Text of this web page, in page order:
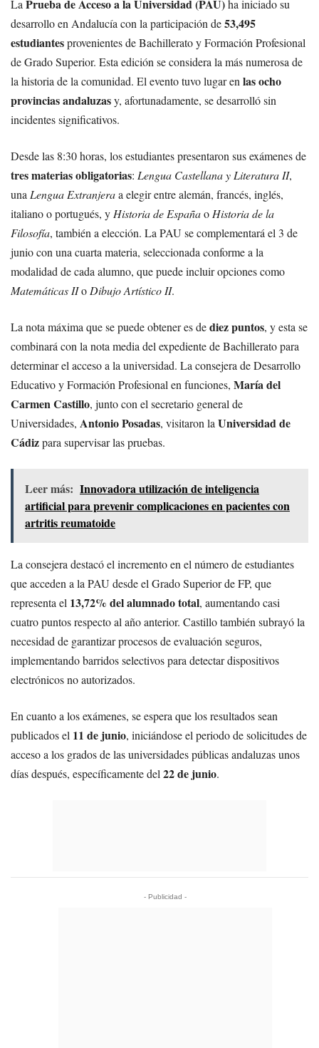
La Prueba de Acceso a la Universidad (PAU)ha iniciado su
desarrollo en Andalucía con la participación de53,495
estudiantesprovenientes de Bachillerato y Formación Profesional
de Grado Superior. Esta edición se considera la más numerosa de
la historia de la comunidad. El evento tuvo lugar en las ocho
provincias andaluzasy, afortunadamente, se desarrolló sin
incidentes significativos.
Desde las 8:30 horas, los estudiantes presentaron sus exámenes de
tres materias obligatorias: Lengua Castellana y Literatura II,
una Lengua Extranjeraa elegir entre alemán, francés, inglés,
italiano o portugués, y Historia de Españao Historia de la
Filosofía, también a elección. La PAU se complementará el 3 de
junio con una cuarta materia, seleccionada conforme a la
modalidad de cada alumno, que puede incluir opciones como
Matemáticas IIo Dibujo Artístico II.
La nota máxima que se puede obtener es dediez puntos, y esta se
combinará con la nota media del expediente de Bachillerato para
determinar el acceso a la universidad. La consejera de Desarrollo
Educativo y Formación Profesional en funciones, María del
Carmen Castillo, junto con el secretario general de
Universidades, Antonio Posadas, visitaron la Universidad de
Cádizpara supervisar las pruebas.
Leer más: Innovadora utilización de inteligencia
artificial para prevenir complicaciones en pacientes con
artritis reumatoide
La consejera destacó el incremento en el número de estudiantes
que acceden a la PAU desde el Grado Superior de FP, que
representa el 13,72% del alumnado total, aumentando casi
cuatro puntos respecto al año anterior. Castillo también subrayó la
necesidad de garantizar procesos de evaluación seguros,
implementando barridos selectivos para detectar dispositivos
electrónicos no autorizados.
En cuanto a los exámenes, se espera que los resultados sean
publicados el 11 de junio, iniciándose el periodo de solicitudes de
acceso a los grados de las universidades públicas andaluzas unos
días después, específicamente del 22 de junio.
- Publicidad -